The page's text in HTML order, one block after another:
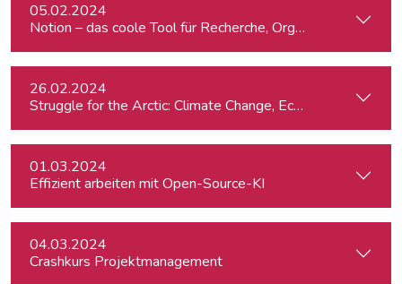
05.02.2024
Notion – das coole Tool für Recherche, Organisation &
26.02.2024
01.03.2024
Effizient arbeiten mit Open-Source-KI
04.03.2024
Crashkurs Projektmanagement